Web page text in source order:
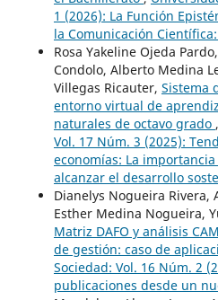
1 (2026): La Función
la Comunicación
Rosa Yakeline Ojeda
Condolo, Alberto Medina
Villegas Ricauter, Sistema
entorno virtual de
naturales de octavo grado ,
Vol. 17 Núm. 3 (2025):
economías: La
alcanzar el desarrollo
Dianelys Nogueira Rivera,
Esther Medina Nogueira,
Matriz DAFO y análisis
de gestión: caso de
Sociedad: Vol. 16 Núm. 2
publicaciones desde un